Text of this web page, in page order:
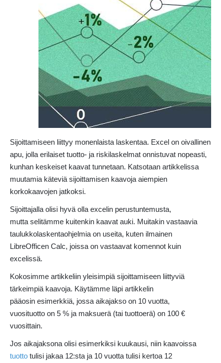
Sijoittamiseen liittyy monenlaista laskentaa. Excel on oivallinen
apu, jolla erilaiset tuotto- ja riskilaskelmat onnistuvat nopeasti,
kunhan keskeiset kaavat tunnetaan. Katsotaan artikkelissa
muutamia käteviä sijoittamisen kaavoja aiempien
korkokaavojen jatkoksi.
Sijoittajalla olisi hyvä olla excelin perustuntemusta,
mutta selitämme kuitenkin kaavat auki. Muitakin vastaavia
taulukkolaskentaohjelmia on useita, kuten ilmainen
LibreOfficen Calc, joissa on vastaavat komennot kuin
excelissä.
Kokosimme artikkeliin yleisimpiä sijoittamiseen liittyviä
tärkeimpiä kaavoja. Käytämme läpi artikkelin
pääosin esimerkkiä, jossa aikajakso on 10 vuotta,
vuosituotto on 5 % ja maksuerä (tai tuottoerä) on 100 €
vuosittain.
Jos aikajaksona olisi esimerkiksi kuukausi, niin kaavoissa
tuotto tulisi jakaa 12:sta ja 10 vuotta tulisi kertoa 12